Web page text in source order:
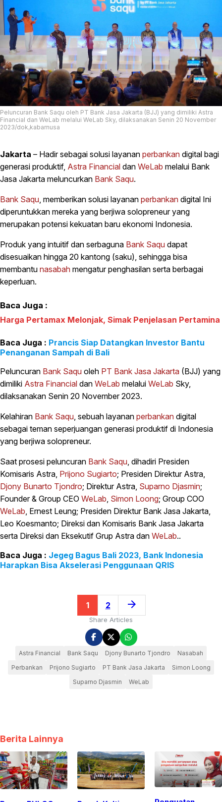
Peluncuran Bank Saqu oleh PT Bank Jasa Jakarta (BJJ) yang dimiliki Astra
Financial dan WeLab melalui WeLab Sky, dilaksanakan Senin 20 November
2023/dok,kabarnusa
Jakarta – Hadir sebagai solusi layanan perbankan digital bagi
generasi produktif, Astra Financial dan WeLab melalui Bank
Jasa Jakarta meluncurkan Bank Saqu.
Bank Saqu , memberikan solusi layanan perbankan digital Ini
diperuntukkan mereka yang berjiwa solopreneur yang
merupakan potensi kekuatan baru ekonomi Indonesia.
Produk yang intuitif dan serbaguna Bank Saqu dapat
disesuaikan hingga 20 kantong (saku), sehingga bisa
membantu nasabah mengatur penghasilan serta berbagai
keperluan.
Baca Juga :
Harga Pertamax Melonjak, Simak Penjelasan Pertamina
Prancis Siap Datangkan Investor Bantu
Penanganan Sampah di Bali
Peluncuran Bank Saqu oleh PT Bank Jasa Jakarta (BJJ) yang
dimiliki Astra Financial dan WeLab melalui WeLab Sky,
dilaksanakan Senin 20 November 2023.
Kelahiran Bank Saqu , sebuah layanan perbankan digital
sebagai teman seperjuangan generasi produktif di Indonesia
yang berjiwa solopreneur.
Saat prosesi peluncuran Bank Saqu , dihadiri Presiden
Komisaris Astra, Prijono Sugiarto; Presiden Direktur Astra,
Djony Bunarto Tjondro; Direktur Astra, Suparno Djasmin;
Founder & Group CEO WeLab Simon Loong; Group COO
WeLab , Ernest Leung; Presiden Direktur Bank Jasa Jakarta,
Leo Koesmanto; Direksi dan Komisaris Bank Jasa Jakarta
serta Direksi dan Eksekutif Grup Astra dan WeLab..
Jegeg Bagus Bali 2023, Bank Indonesia
Harapkan Bisa Akselerasi Penggunaan QRIS
1 2 arrow_forward
Share Articles
Astra Financial Bank Saqu Djony Bunarto Tjondro
Nasabah
Perbankan
Prijono Sugiarto PT Bank Jasa Jakarta
Simon Loong
Suparno Djasmin
WeLab
Berita Lainnya